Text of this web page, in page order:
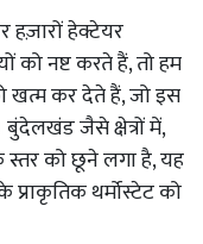
हेक्टेयर
को नष्ट करते हैं, तो हम
खत्म कर देते हैं, जो इस
बुंदेलखंड जैसे क्षेत्रों में,
को छूने लगा है, यह
प्राकृतिक थर्मोस्टेट को